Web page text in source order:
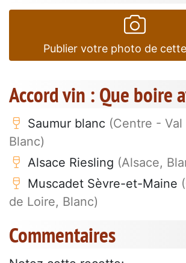
Publier votre photo de
Accord vin : Que boire
Saumur blanc (Centre - Val
Blanc)
Alsace Riesling (Alsace,
Muscadet Sèvre-et-Maine
de Loire, Blanc)
Commentaires